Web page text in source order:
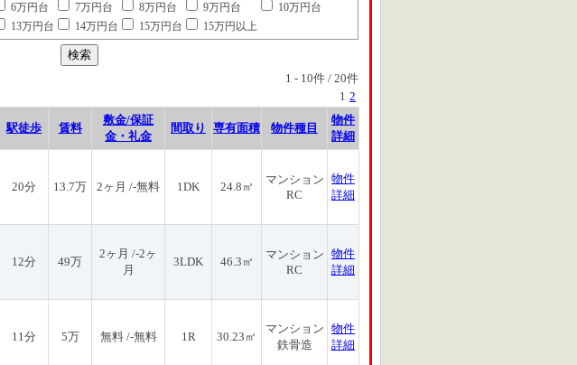
6万円台 7万円台 8万円台 9万円台
10万円台
13万円台 14万円台 15万円台 15万円以上
1 - 10件 / 20件
1 2
駅徒歩 賃料
敷金/保証
金・礼金
間取り 専有面積 物件種目
物件
詳細
20分 13.7万 2ヶ月 /-無料 1DK 24.8㎡
マンション
RC
物件
詳細
12分 49万
2ヶ月 /-2ヶ
月
3LDK 46.3㎡
マンション
RC
物件
詳細
11分 5万 無料 /-無料 1R 30.23㎡
マンション
鉄骨造
物件
詳細